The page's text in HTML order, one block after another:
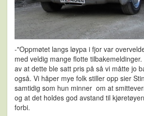
-"Oppmøtet langs løypa i fjor var
med veldig mange flotte
av at dette ble satt pris på så vi måtte jo
også. Vi håper mye folk stiller opp sier
samtidig som hun minner om at
og at det holdes god avstand til
forbi.